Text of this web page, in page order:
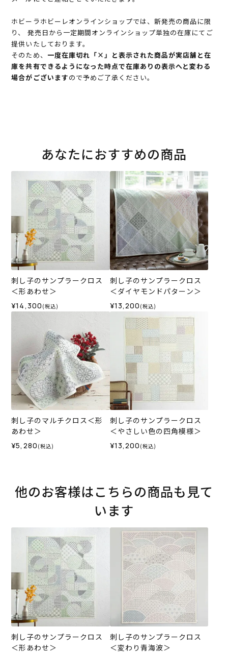
ホビーラホビーレオンラインショップでは、新発売の商品に限
り、 発売日から一定期間オンラインショップ単独の在庫にてご
提供いたしております。
そのため、 一度在庫切れ「×」と表示された商品が実店舗と在
庫を共有できるようになった時点で在庫ありの表示へと変わる
場合がございますので予めご了承ください。
あなたにおすすめの商品
刺し子のサンプラークロス
＜形あわせ＞
¥14,300 (税込)
刺し子のサンプラークロス
＜ダイヤモンドパターン＞
¥13,200 (税込)
刺し子のマルチクロス＜形
あわせ＞
¥5,280 (税込)
刺し子のサンプラークロス
＜やさしい色の四角模様＞
¥13,200 (税込)
他のお客様はこちらの商品も見て
います
刺し子のサンプラークロス
＜形あわせ＞
刺し子のサンプラークロス
＜変わり青海波＞